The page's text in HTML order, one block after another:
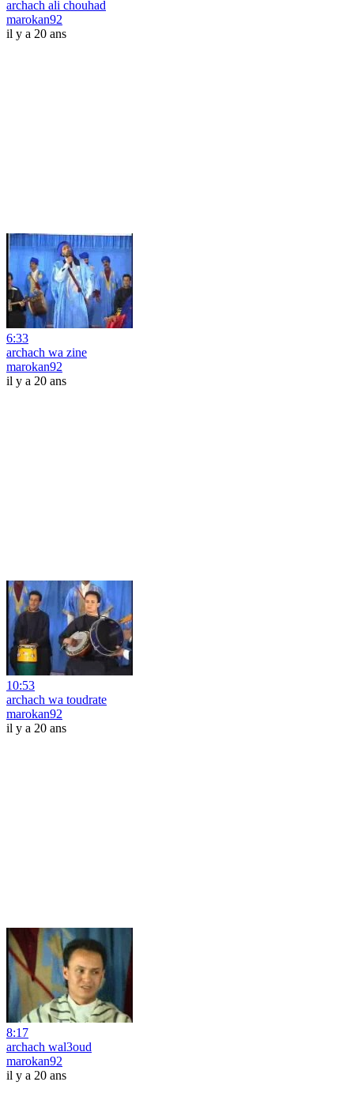
archach ali chouhad
marokan92
il y a 20 ans
6:33
archach wa zine
marokan92
il y a 20 ans
10:53
archach wa toudrate
marokan92
il y a 20 ans
8:17
archach wal3oud
marokan92
il y a 20 ans